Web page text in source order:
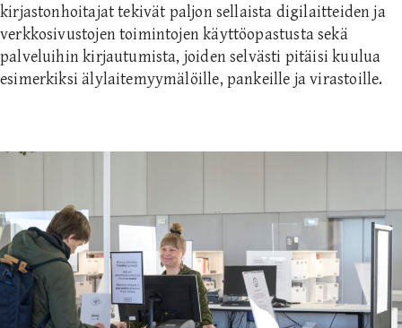
kirjastonhoitajat tekivät paljon sellaista digilaitteiden ja
verkkosivustojen toimintojen käyttöopastusta sekä
palveluihin kirjautumista, joiden selvästi pitäisi kuulua
esimerkiksi älylaitemyymälöille, pankeille ja virastoille.